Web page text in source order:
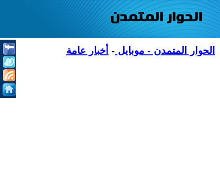
الحوار المتمدن - موبايل - أخبار عامة